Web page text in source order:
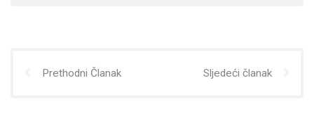
Prethodni Članak Sljedeći članak